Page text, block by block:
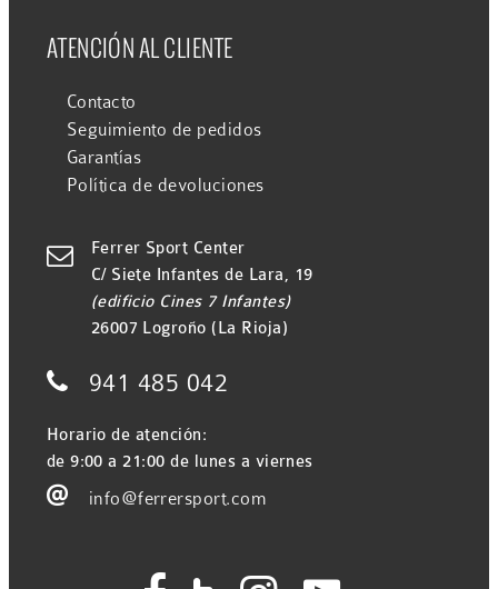
ATENCIÓN AL CLIENTE
Contacto
Seguimiento de pedidos
Garantías
Política de devoluciones

Ferrer Sport Center
C/ Siete Infantes de Lara, 19
(edificio Cines 7 Infantes)
26007 Logroño (La Rioja)
 941 485 042
Horario de atención:
de 9:00 a 21:00 de lunes a viernes
 info@ferrersport.com